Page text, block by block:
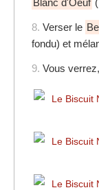
8. Verser le
fondu) et
9. Vous